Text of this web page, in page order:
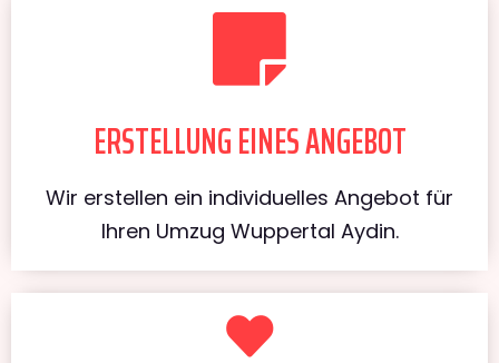
ERSTELLUNG EINES ANGEBOT
Wir erstellen ein individuelles Angebot für
Ihren Umzug Wuppertal Aydin.